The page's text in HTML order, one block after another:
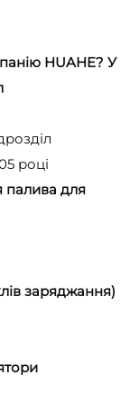
HUAHE? У
році
палива для
заряджання)